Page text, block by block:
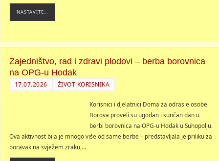
NASTAVITE…
Zajedništvo, rad i zdravi plodovi – berba borovnica
na OPG-u Hodak
17.07.2026 ŽIVOT KORISNIKA
Korisnici i djelatnici Doma za odrasle osobe
Borova proveli su ugodan i sunčan dan u
berbi borovnica na OPG-u Hodak u Suhopolju.
Ova aktivnost bila je mnogo više od same berbe – predstavljala je priliku za
boravak na svježem zraku,…